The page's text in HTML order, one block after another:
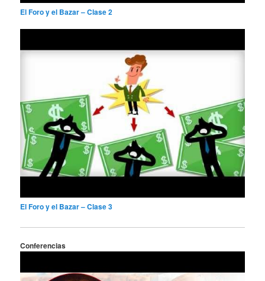
El Foro y el Bazar – Clase 2
El Foro y el Bazar – Clase 3
Conferencias